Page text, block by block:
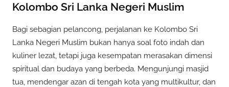
Kolombo Sri Lanka Negeri Muslim
Bagi sebagian pelancong, perjalanan ke Kolombo Sri
Lanka Negeri Muslim bukan hanya soal foto indah dan
kuliner lezat, tetapi juga kesempatan merasakan dimensi
spiritual dan budaya yang berbeda. Mengunjungi masjid
tua, mendengar azan di tengah kota yang multikultur, dan